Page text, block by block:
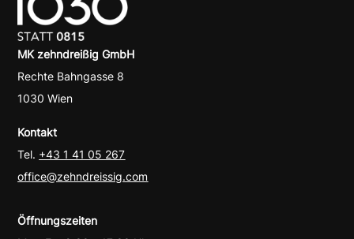
MK zehndreißig GmbH
Rechte Bahngasse 8
1030 Wien
Kontakt
Tel. +43 1 41 05 267
office@zehndreissig.com
Öffnungszeiten